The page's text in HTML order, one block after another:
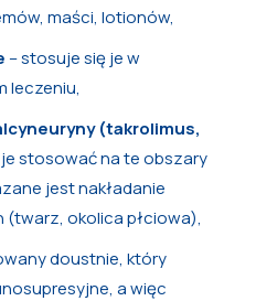
maści, lotionów,
– stosuje się je w
leczeniu,
(takrolimus,
stosować na te obszary
jest nakładanie
okolica płciowa),
doustnie, który
a więc